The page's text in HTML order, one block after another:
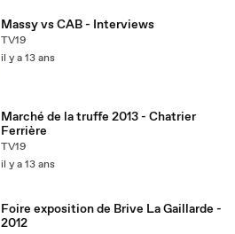
Massy vs CAB - Interviews
TV19
il y a 13 ans
Marché de la truffe 2013 - Chatrier
Ferrière
TV19
il y a 13 ans
Foire exposition de Brive La Gaillarde -
2012